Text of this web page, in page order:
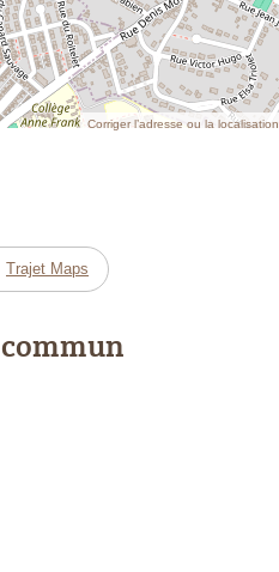
Corriger l’adresse ou la localisation
Trajet Maps